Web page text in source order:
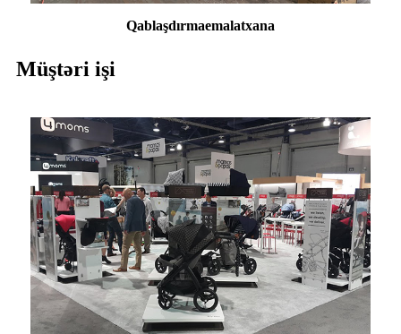
Qablaşdırmaemalatxana
Müştəri işi